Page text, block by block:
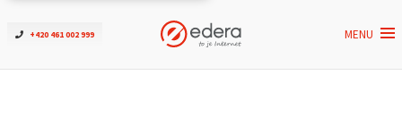
+420 461 002 999 MENU
Ověřit dostupnost